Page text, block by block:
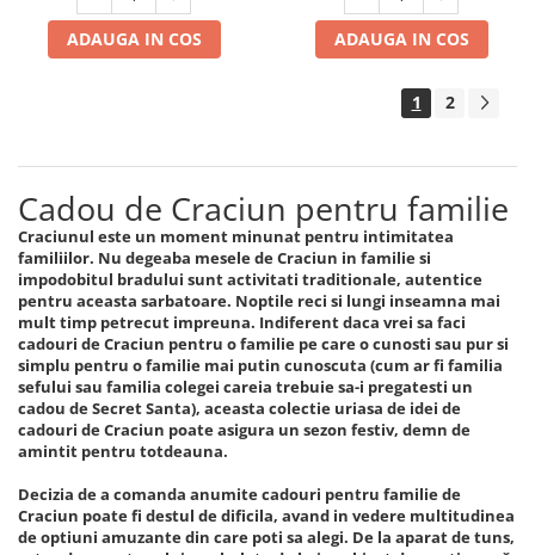
ADAUGA IN COS ADAUGA IN COS
1 2
Cadou de Craciun pentru familie
Craciunul este un moment minunat pentru intimitatea
familiilor. Nu degeaba mesele de Craciun in familie si
impodobitul bradului sunt activitati traditionale, autentice
pentru aceasta sarbatoare. Noptile reci si lungi inseamna mai
mult timp petrecut impreuna. Indiferent daca vrei sa faci
cadouri de Craciun pentru o familie pe care o cunosti sau pur si
simplu pentru o familie mai putin cunoscuta (cum ar fi familia
sefului sau familia colegei careia trebuie sa-i pregatesti un
cadou de Secret Santa), aceasta colectie uriasa de idei de
cadouri de Craciun poate asigura un sezon festiv, demn de
amintit pentru totdeauna.
Decizia de a comanda anumite cadouri pentru familie de
Craciun poate fi destul de dificila, avand in vedere multitudinea
de optiuni amuzante din care poti sa alegi. De la aparat de tuns,